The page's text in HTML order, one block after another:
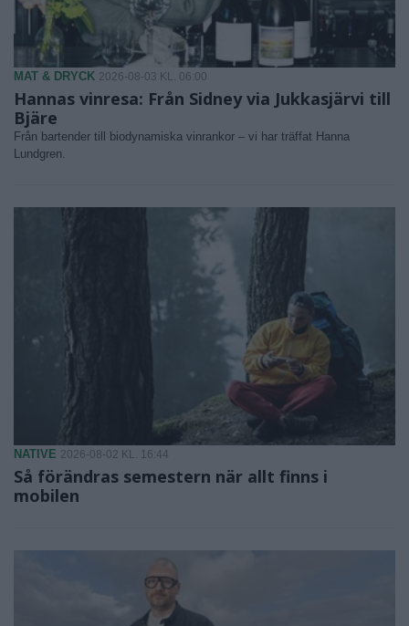
MAT & DRYCK 2026-08-03 KL. 06:00
Hannas vinresa: Från Sidney via Jukkasjärvi till
Bjäre
Från bartender till biodynamiska vinrankor – vi har träffat Hanna
Lundgren.
NATIVE 2026-08-02 KL. 16:44
Så förändras semestern när allt finns i
mobilen